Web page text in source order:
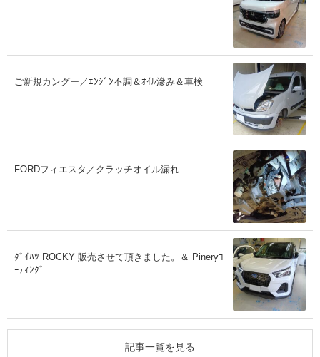
ご新規カングー／ｴﾝｼﾞﾝ不調＆ｵｲﾙ滲み＆車検
FORDフィエスタ／クラッチオイル漏れ
ﾀﾞｲﾊﾂ ROCKY 販売させて頂きました。＆ Pineryｺ
ｰﾃｨﾝｸﾞ
記事一覧を見る